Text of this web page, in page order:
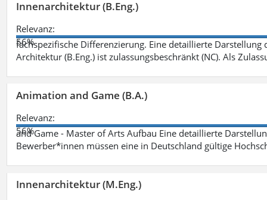
Innenarchitektur (B.Eng.)
Relevanz:
56%
fachspezifische Differenzierung. Eine detaillierte
Architektur (B.Eng.) ist zulassungsbeschränkt (NC). Als
Animation and Game (B.A.)
Relevanz:
56%
and Game - Master of Arts Aufbau Eine detaillierte
Bewerber*innen müssen eine in Deutschland gültige
Innenarchitektur (M.Eng.)